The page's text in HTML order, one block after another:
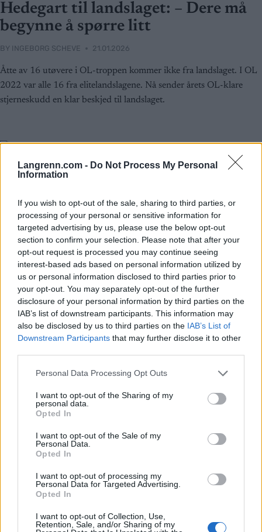
Langrenn.com - Do Not Process My Personal
Information
If you wish to opt-out of the sale, sharing to third parties, or
processing of your personal or sensitive information for
targeted advertising by us, please use the below opt-out
section to confirm your selection. Please note that after your
opt-out request is processed you may continue seeing
interest-based ads based on personal information utilized by
us or personal information disclosed to third parties prior to
your opt-out. You may separately opt-out of the further
disclosure of your personal information by third parties on the
IAB’s list of downstream participants. This information may
also be disclosed by us to third parties on the IAB’s List of
Downstream Participants that may further disclose it to other
Please note that this website/app uses one or more Google
not limited to your visit or usage behaviour. You may click to
grant or deny consent to Google and its third-party tags to
use your data for below specified purposes in below Google
consent section.
Personal Data Processing Opt Outs
I want to opt-out of the Sharing of my
personal data.
Opted In
I want to opt-out of the Sale of my
Personal Data.
Opted In
I want to opt-out of processing my
Personal Data for Targeted Advertising.
Opted In
I want to opt-out of Collection, Use,
Retention, Sale, and/or Sharing of my
Hedegart til landslaget: – Dere må
begynne å spørre litt
BY INGEBORG SCHEVE 21.01.2026
Åtte av 16 utøvere i OL-troppen kommer ikke fra landslaget. I OL
2022 var alle 16 fra elitelandslagene. Nå sender årets OL-klare
stjerneskudd en klar beskjed til landslaget.
Langrenn Allround|Ski Classics
– Et steg inn i en ny
Flere eksperter har tatt til orde for å skrote den tradisjonelle
Skiforbundet kan være et steg mot nettopp det.